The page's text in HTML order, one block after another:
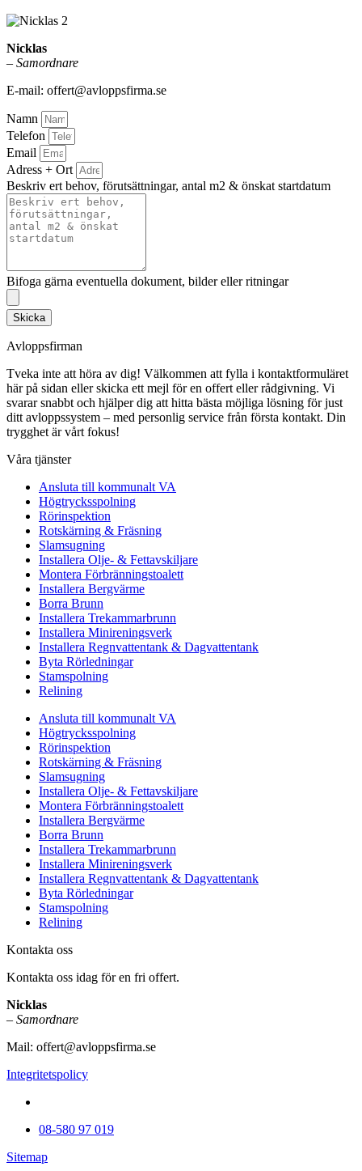
Nicklas
– Samordnare
E-mail: offert@avloppsfirma.se
Namn
Telefon
Email
Adress + Ort
Beskriv ert behov, förutsättningar, antal m2 & önskat startdatum
Bifoga gärna eventuella dokument, bilder eller ritningar
Skicka
Avloppsfirman
Tveka inte att höra av dig! Välkommen att fylla i kontaktformuläret
här på sidan eller skicka ett mejl för en offert eller rådgivning. Vi
svarar snabbt och hjälper dig att hitta bästa möjliga lösning för just
ditt avloppssystem – med personlig service från första kontakt. Din
trygghet är vårt fokus!
Våra tjänster
Ansluta till kommunalt VA
Högtrycksspolning
Rörinspektion
Rotskärning & Fräsning
Slamsugning
Installera Olje- & Fettavskiljare
Montera Förbränningstoalett
Installera Bergvärme
Borra Brunn
Installera Trekammarbrunn
Installera Minireningsverk
Installera Regnvattentank & Dagvattentank
Byta Rörledningar
Stamspolning
Relining
Ansluta till kommunalt VA
Högtrycksspolning
Rörinspektion
Rotskärning & Fräsning
Slamsugning
Installera Olje- & Fettavskiljare
Montera Förbränningstoalett
Installera Bergvärme
Borra Brunn
Installera Trekammarbrunn
Installera Minireningsverk
Installera Regnvattentank & Dagvattentank
Byta Rörledningar
Stamspolning
Relining
Kontakta oss
Kontakta oss idag för en fri offert.
Nicklas
– Samordnare
Mail: offert@avloppsfirma.se
Integritetspolicy
08-580 97 019
Sitemap